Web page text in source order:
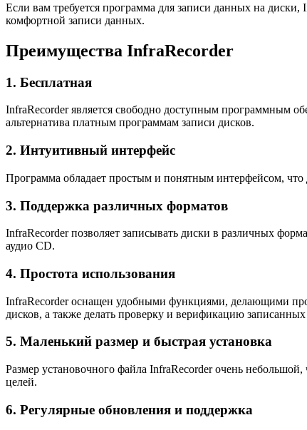
Если вам требуется программа для записи данных на
комфортной записи данных.
Преимущества InfraRecorder
1. Бесплатная
InfraRecorder является свободно доступным программным
альтернатива платным программам записи дисков.
2. Интуитивный интерфейс
Программа обладает простым и понятным интерфейсом,
3. Поддержка различных форматов
InfraRecorder позволяет записывать диски в различных
аудио CD.
4. Простота использования
InfraRecorder оснащен удобными функциями, делающими
дисков, а также делать проверку и верификацию
5. Маленький размер и быстрая установка
Размер установочного файла InfraRecorder очень небольшой,
целей.
6. Регулярные обновления и поддержка